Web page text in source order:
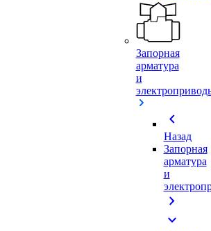
Запорная
арматура
и
chevron_left
Назад
Запорная
арматура
и
chevron_right
expand_more